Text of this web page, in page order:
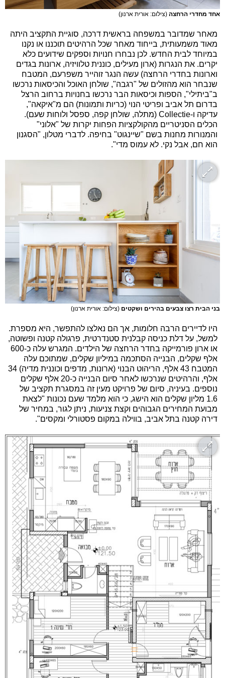
אחד מחדרי הרחצה (צילום: אורית ארנון)
מאחר שמדובר במשפחה בראשית דרכה, סוגיית התקציב היתה
מאוד משמעותית, בייחוד מאחר שכל הרהיטים תוכננו או נקנו
במיוחד לבית החדש. לכן נבחרו חנויות וספקים שידועים כלא
יקרים. את הנגרות (ארון מעילים, כוננית טלוויזיה, ארונות בגדים
וארונות בחדרי הרחצה) עשה הנגר זוהייר משפרעם, המטבח
שנבחר הוא מהזולים של "רגבה", שולחן האוכל והכיסאות נרכשו
ב"ביתילי", הספות וכיסאות הבר נרכשו בחנויות ברחוב הרצל
בדרום תל אביב ופריטי הנוי (כריות ותמונות) הם מ"איקאה",
עדיקה ו-Collectie (מתלה, שולחן קפה, ספסל ולוחות שעם).
הכלים הסניטריים מהקולקציות הפחות יקרות של "אלוני"
והמנורות מחנות בשם "שיינגוט" בחיפה. לדברי מטלון, "הסגנון
הוא חם, אבל נקי. לא עמוס מדי".
בני הבית רצו צבעים בהירים ושקטים (צילום: אורית ארנון)
היו לדיירים הרבה חלומות, אך הם נאלצו להתפשר, היא מספרת.
למשל, על דלת כניסה קבלנית סטנדרטית, פרגולה קטנה ופשוטה,
או ארון פורמייקה בחדר הרחצה של הילדים. המגרש עלה כ-600
אלף שקלים, הבנייה הסתכמה במיליון שקלים, שמתוכם עלה
המטבח 43 אלף, הריהוט הבנוי (ארונות, מדפים וכוננית מדיה) 34
אלף, והרהיטים שנרכשו לאחר סיום הבנייה כ-20 אלף שקלים
נוספים. בעיניה, סיום של פרויקט מעין זה במסגרת תקציב של
1.6 מליון שקלים הוא הישג, כי הוא מלמד שעם נכונות "לצאת
מבועת המחירים הגבוהים וקצת צניעות, ניתן לגור, במחיר של
דירה קטנה בתל אביב, בווילה במקום פסטורלי ומקסים".